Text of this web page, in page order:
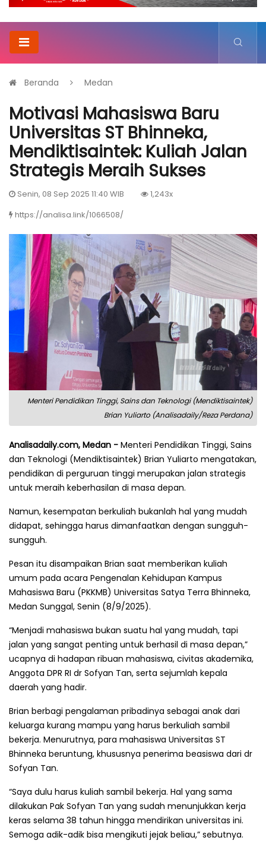
Beranda Medan
Motivasi Mahasiswa Baru
Universitas ST Bhinneka,
Mendiktisaintek: Kuliah Jalan
Strategis Meraih Sukses
Senin, 08 Sep 2025 11:40 WIB
1,243x
https://analisa.link/1066508/
Menteri Pendidikan Tinggi, Sains dan Teknologi (Mendiktisaintek)
Brian Yuliarto (Analisadaily/Reza Perdana)
Analisadaily.com, Medan - Menteri Pendidikan Tinggi, Sains
dan Teknologi (Mendiktisaintek) Brian Yuliarto mengatakan,
pendidikan di perguruan tinggi merupakan jalan strategis
untuk meraih keberhasilan di masa depan.
Namun, kesempatan berkuliah bukanlah hal yang mudah
didapat, sehingga harus dimanfaatkan dengan sungguh-
sungguh.
Pesan itu disampaikan Brian saat memberikan kuliah
umum pada acara Pengenalan Kehidupan Kampus
Mahasiswa Baru (PKKMB) Universitas Satya Terra Bhinneka,
Medan Sunggal, Senin (8/9/2025).
“Menjadi mahasiswa bukan suatu hal yang mudah, tapi
jalan yang sangat penting untuk berhasil di masa depan,”
ucapnya di hadapan ribuan mahasiswa, civitas akademika,
Anggota DPR RI dr Sofyan Tan, serta sejumlah kepala
daerah yang hadir.
Brian berbagi pengalaman pribadinya sebagai anak dari
keluarga kurang mampu yang harus berkuliah sambil
bekerja. Menurutnya, para mahasiswa Universitas ST
Bhinneka beruntung, khususnya penerima beasiswa dari dr
Sofyan Tan.
“Saya dulu harus kuliah sambil bekerja. Hal yang sama
dilakukan Pak Sofyan Tan yang sudah menunjukkan kerja
keras selama 38 tahun hingga mendirikan universitas ini.
Semoga adik-adik bisa mengikuti jejak beliau,” sebutnya.